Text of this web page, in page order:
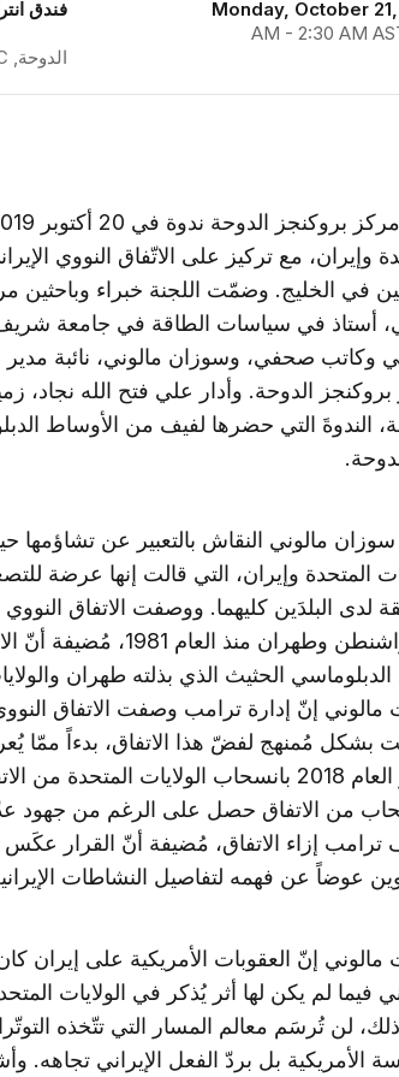
Monday, October
فندق
الدوحة, DC
وإيران، مع تركيز على الاتّفاق النووي
في الخليج. وضمّت اللجنة خبراء وباحثين
أستاذ في سياسات الطاقة في جامعة شريف
وكاتب صحفي، وسوزان مالوني، نائبة مدير
الدوحة. وأدار علي فتح الله نجاد،
الندوةَ التي حضرها لفيف من الأوساط
مالوني النقاش بالتعبير عن تشاؤمها
المتحدة وإيران، التي قالت إنها عرضة
لدى البلدَين كليهما. ووصفت الاتفاق النووي
في واشنطن وطهران منذ
الدبلوماسي الحثيث الذي بذلته طهران
مالوني إنّ إدارة ترامب وصفت الاتفاق
بشكل مُمنهج لفضّ هذا الاتفاق، بدءاً ممّا
بقرار العام 2018 بانسحاب الولايات
من الاتفاق حصل على الرغم من جهود
إزاء الاتفاق، مُضيفة أنّ القرار عكَس
عوضاً عن فهمه لتفاصيل النشاطات
مالوني إنّ العقوبات الأمريكية على إيران
فيما لم يكن لها أثر يُذكر في الولايات
لن تُرسَم معالم المسار التي تتّخذه
الأمريكية بل بردّ الفعل الإيراني تجاهه.